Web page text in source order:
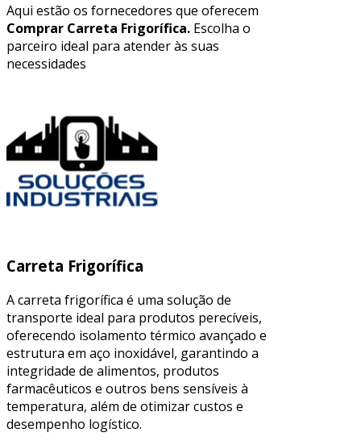
Aqui estão os fornecedores que oferecem
Comprar Carreta Frigorífica. Escolha o
parceiro ideal para atender às suas
necessidades
Carreta Frigorífica
A carreta frigorífica é uma solução de
transporte ideal para produtos perecíveis,
oferecendo isolamento térmico avançado e
estrutura em aço inoxidável, garantindo a
integridade de alimentos, produtos
farmacêuticos e outros bens sensíveis à
temperatura, além de otimizar custos e
desempenho logístico.